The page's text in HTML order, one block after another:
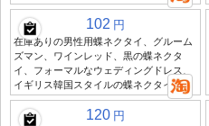
102 円
在庫ありの男性用蝶ネクタイ、グルーム
ズマン、ワインレッド、黒の蝶ネクタ
イ、フォーマルなウェディングドレス、
イギリス韓国スタイルの蝶ネクタイ
120 円